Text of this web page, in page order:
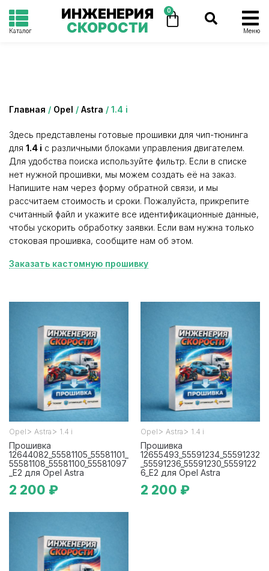
Каталог
ИНЖЕНЕРИЯ
СКОРОСТИ
0
Меню
Главная / Opel / Astra / 1.4 i
Здесь представлены готовые прошивки для чип-тюнинга
для 1.4 i с различными блоками управления двигателем.
Для удобства поиска используйте фильтр. Если в списке
нет нужной прошивки, мы можем создать её на заказ.
Напишите нам через форму обратной связи, и мы
рассчитаем стоимость и сроки. Пожалуйста, прикрепите
считанный файл и укажите все идентификационные данные,
чтобы ускорить обработку заявки. Если вам нужна только
стоковая прошивка, сообщите нам об этом.
Заказать кастомную прошивку
Opel > Astra > 1.4 i
Прошивка
12644082_55581105_55581101_
55581108_55581100_55581097
_E2 для Opel Astra
2 200 ₽
Opel > Astra > 1.4 i
Прошивка
12655493_55591234_55591232
_55591236_55591230_5559122
6_E2 для Opel Astra
2 200 ₽